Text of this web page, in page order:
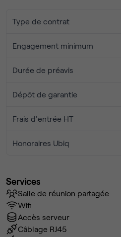
Type de contrat
Engagement minimum
Durée de préavis
Dépôt de garantie
Frais d'entrée HT
Honoraires Ubiq
Services
Salle de réunion partagée
Wifi
Accès serveur
Câblage RJ45